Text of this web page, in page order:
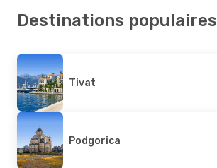
Destinations populaires
Tivat
Podgorica